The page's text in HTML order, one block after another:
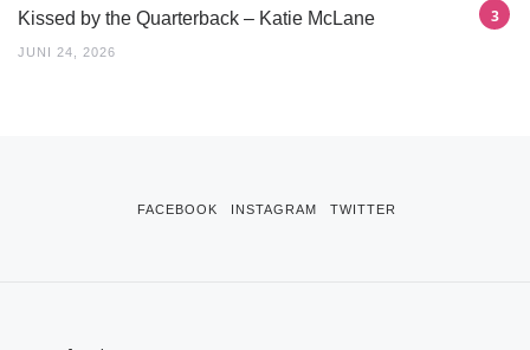
Kissed by the Quarterback – Katie McLane
JUNI 24, 2026
FACEBOOK INSTAGRAM TWITTER